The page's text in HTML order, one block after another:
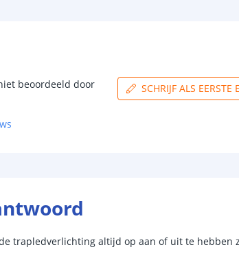
beoordeeld door
SCHRIJF ALS
trapledverlichting altijd op aan of uit te